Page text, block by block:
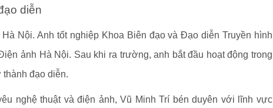
diễn
Nội. Anh tốt nghiệp Khoa Biên đạo và Đạo diễn Truyền hình
ảnh Hà Nội. Sau khi ra trường, anh bắt đầu hoạt động trong
đạo diễn.
nghệ thuật và điện ảnh, Vũ Minh Trí bén duyên với lĩnh vực